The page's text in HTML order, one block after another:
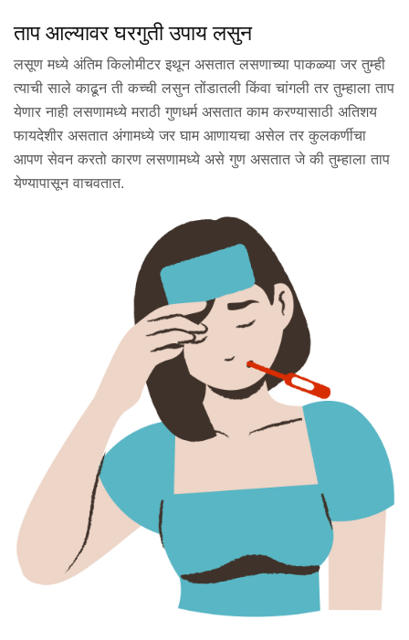
ताप आल्यावर घरगुती उपाय लसुन
लसूण मध्ये अंतिम किलोमीटर इथून असतात लसणाच्या पाकळ्या जर तुम्ही
त्याची साले काढून ती कच्ची लसुन तोंडातली किंवा चांगली तर तुम्हाला ताप
येणार नाही लसणामध्ये मराठी गुणधर्म असतात काम करण्यासाठी अतिशय
फायदेशीर असतात अंगामध्ये जर घाम आणायचा असेल तर कुलकर्णीचा
आपण सेवन करतो कारण लसणामध्ये असे गुण असतात जे की तुम्हाला ताप
येण्यापासून वाचवतात.